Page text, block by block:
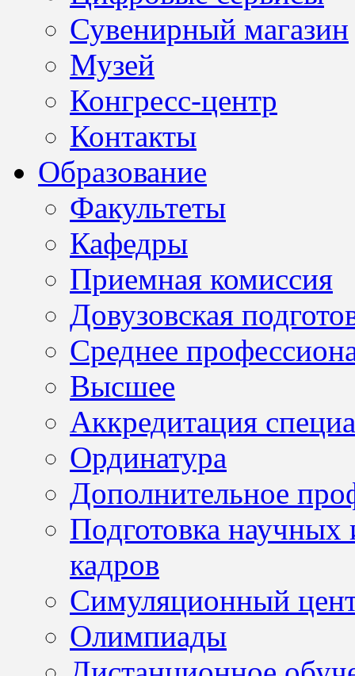
Сувенирный магазин
Музей
Конгресс-центр
Контакты
Образование
Факультеты
Кафедры
Приемная комиссия
Довузовская
Среднее
Высшее
Аккредитация
Ординатура
Дополнительное
Подготовка научных
кадров
Симуляционный
Олимпиады